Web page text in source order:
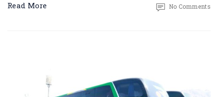
Read More No Comments